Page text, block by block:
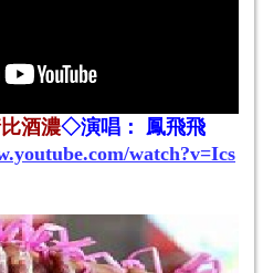
酒濃◇演唱： 鳳飛飛
watch?v=Ics